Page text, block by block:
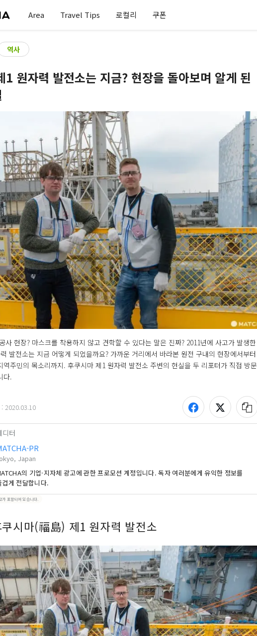
Area Travel Tips 로컬리 쿠폰
역사
1 원자력 발전소는 지금? 현장을 돌아보며 알게 된
사 현장? 마스크를 착용하지 않고 견학할 수 있다는 말은 진짜? 2011년에 사고가 발생한
발전소는 지금 어떻게 되었을까요? 가까운 거리에서 바라본 원전 구내의 현장에서부터
역주민의 목소리까지. 후쿠시마 제1 원자력 발전소 주변의 현실을 두 리포터가 직접 방문
다.
2020.03.10
디터
PR
Japan
의 기업·지자체 광고에 관한 프로모션 계정입니다. 독자 여러분에게 유익한 정보를
겁게 전달합니다.
가 포함되어 있습니다.
시마(福島) 제1 원자력 발전소